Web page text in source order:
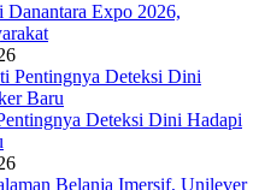
Expo 2026,
Deteksi Dini Hadapi